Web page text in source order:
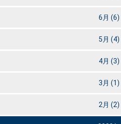
6月 (6)
5月 (4)
4月 (3)
3月 (1)
2月 (2)